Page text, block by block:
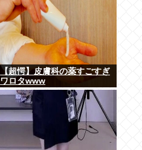
【超愕】皮膚科の薬すごすぎ
ワロタwww